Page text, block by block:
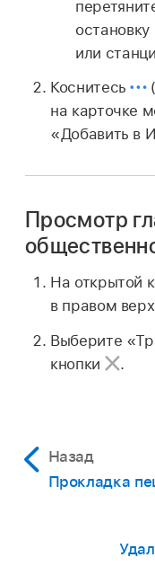
или
Коснитесь
на карточке
«Добавить в
Просмотр
На открытой
в правом
Выберите
кнопки
.
Назад
Прокладка